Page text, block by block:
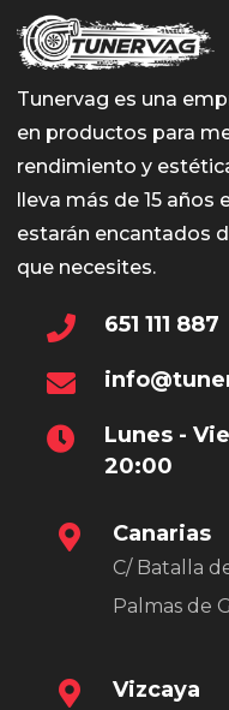
Tunervag es una
en productos para
rendimiento y
lleva más de 15 años
estarán encantados
que necesites.
651 111 887
Lunes -
20:00
Canarias
C/ Batalla
Palmas de
Vizcaya